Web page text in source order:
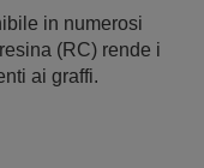
in numerosi
(RC) rende i
ai graffi.